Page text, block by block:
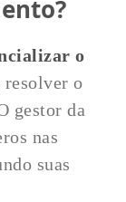
o
resolver o
gestor da
nas
suas